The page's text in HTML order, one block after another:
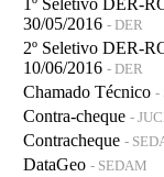
30/05/2016 - DER
2º Seletivo DER-
10/06/2016 - DER
Chamado Técnico -
Contra-cheque -
Contracheque -
DataGeo - SEDAM